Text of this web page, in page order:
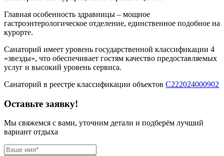
Главная особенность здравницы – мощное
гастроэнтерологическое отделение, единственное подобное на
курорте.
Санаторий имеет уровень государственной классификации 4
«звезды», что обеспечивает гостям качество предоставляемых
услуг и высокий уровень сервиса.
Санаторий в реестре классификации объектов С222024000902
Оставьте заявку!
Мы свяжемся с вами, уточним детали и подберём лучший
вариант отдыха